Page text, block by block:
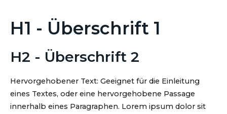
H1 - Überschrift 1
H2 - Überschrift 2
Hervorgehobener Text: Geeignet für die Einleitung
eines Textes, oder eine hervorgehobene Passage
innerhalb eines Paragraphen. Lorem ipsum dolor sit